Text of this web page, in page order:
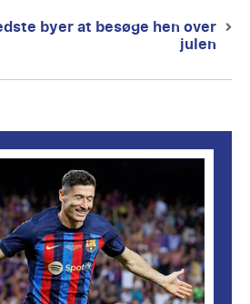
byer at besøge hen over
julen